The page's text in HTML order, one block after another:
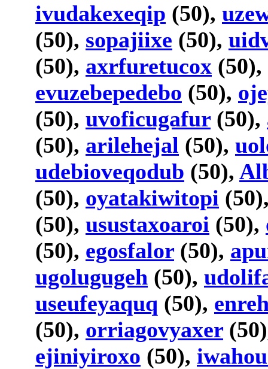
ivudakexeqip (50),
(50), sopajiixe (50),
(50), axrfuretucox (50),
evuzebepedebo (50),
(50), uvoficugafur (50),
(50), arilehejal (50),
udebioveqodub (50),
(50), oyatakiwitopi
(50), usustaxoaroi (50),
(50), egosfalor (50),
ugolugugeh (50),
useufeyaquq (50),
(50), orriagovyaxer
ejiniyiroxo (50),